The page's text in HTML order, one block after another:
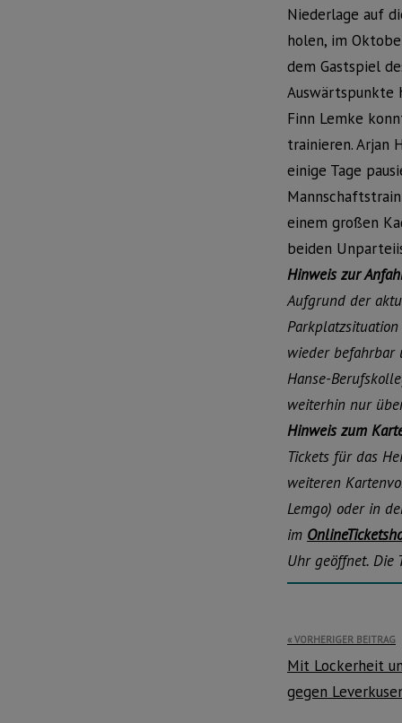
Niederlage auf
holen, im
dem Gastspiel
Auswärtspunkte
Finn Lemke
trainieren. Arjan
einige Tage
einem großen
beiden
Hinweis zur
Aufgrund der
wieder befahrbar
Hanse-
weiterhin nur
Hinweis zum
Tickets für das
weiteren
Lemgo) oder in
im
Uhr geöffnet. Die
VORHERIGER BEITRAG
Mit Lockerheit
gegen